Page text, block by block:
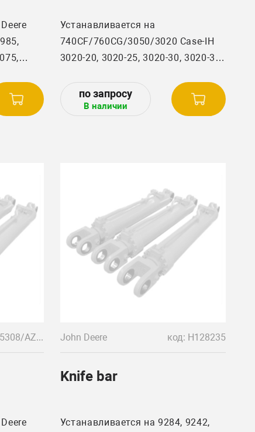
Устанавливается на
740CF/760CG/3050/3020 Case-IH
3020-20, 3020-25, 3020-30, 3020-35,
3050-22FT, 3050-25FT H, 3050-25FT
L, 3050-30FT, 3050-35FT.
В наличии
код: AH75308/AZ502562 John Deere код: H128235
Knife bar
Устанавливается на 9284, 9242,